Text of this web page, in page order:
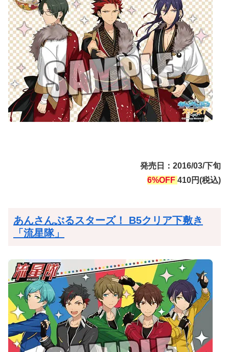
発売日：2016/03/下旬
6%OFF 410円(税込)
あんさんぶるスターズ！ B5クリア下敷き
「流星隊」